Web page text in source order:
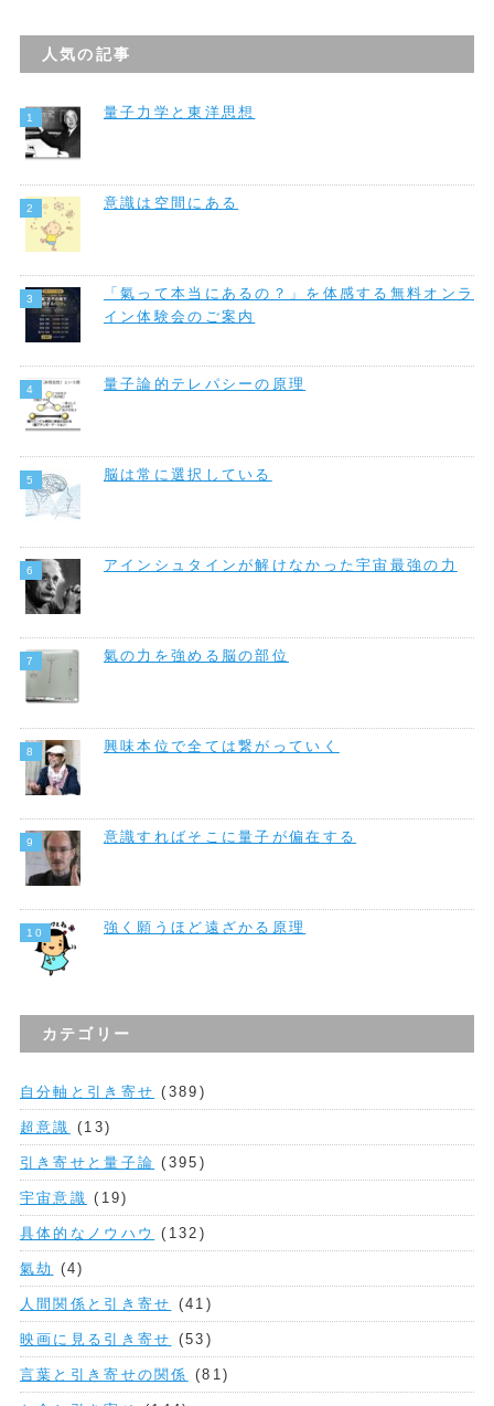
人気の記事
量子力学と東洋思想
意識は空間にある
「氣って本当にあるの？」を体感する無料オンラ
イン体験会のご案内
量子論的テレパシーの原理
脳は常に選択している
アインシュタインが解けなかった宇宙最強の力
氣の力を強める脳の部位
興味本位で全ては繋がっていく
意識すればそこに量子が偏在する
強く願うほど遠ざかる原理
カテゴリー
自分軸と引き寄せ (389)
超意識 (13)
引き寄せと量子論 (395)
宇宙意識 (19)
具体的なノウハウ (132)
氣劫 (4)
人間関係と引き寄せ (41)
映画に見る引き寄せ (53)
言葉と引き寄せの関係 (81)